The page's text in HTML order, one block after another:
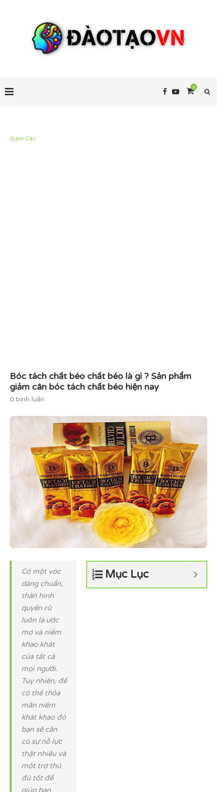
0
Giảm Cân
Bóc tách chất béo chất béo là gì ? Sản phẩm
giảm cân bóc tách chất béo hiện nay
0 bình luận
Mục Lục
Có một vóc
dáng chuẩn,
thân hình
quyến rũ
luôn là ước
mơ và niềm
khao khát
của tất cả
mọi người.
Tuy nhiên, để
có thể thỏa
mãn niềm
khát khao đó
bạn sẽ cần
có sự nỗ lực
thật nhiều và
một trợ thủ
đủ tốt để
giúp bạn